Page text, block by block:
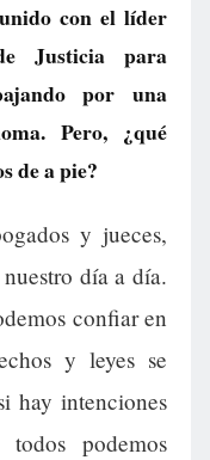
con el líder
Justicia para
por una
Pero, ¿qué
de a pie?
y jueces,
día a día.
confiar en
y leyes se
hay intenciones
podemos